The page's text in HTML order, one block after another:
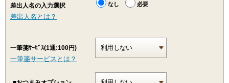
差出人名の入力選択
差出人名とは？
なし 必要
一筆箋ｻｰﾋﾞｽ(1通:100円)
一筆箋サービスとは？